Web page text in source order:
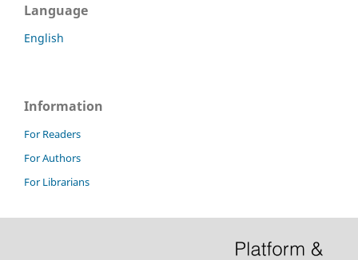
Language
English
Information
For Readers
For Authors
For Librarians